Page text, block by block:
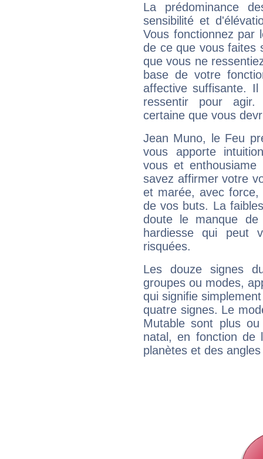
La prédominance
sensibilité et
Vous fonctionnez
de ce que vous faites
que vous ne
base de votre
affective suffisante.
ressentir pour agir.
certaine que vous
Jean Muno, le Feu
vous apporte
vous et
savez affirmer votre
et marée, avec
de vos buts. La
doute le manque
hardiesse qui peut
risquées.
Les douze signes
groupes ou modes,
qui signifie
quatre signes. Le
Mutable sont plus
natal, en fonction de
planètes et des